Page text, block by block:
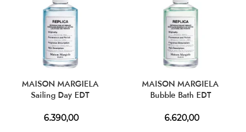
MAISON MARGIELA
Sailing Day EDT
6.390,00
MAISON MARGIELA
Bubble Bath EDT
6.620,00